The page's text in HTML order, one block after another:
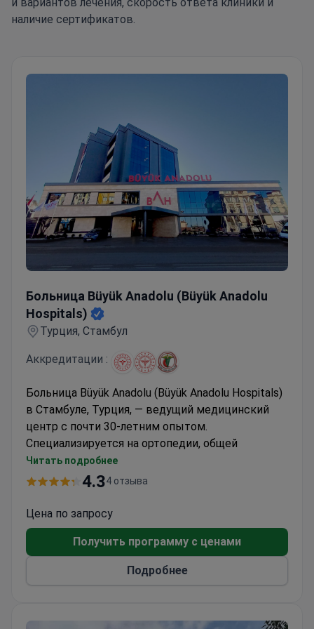
наличие сертификатов.
Больница Büyük Anadolu (Büyük Anadolu
Hospitals)
Турция, Стамбул
Аккредитации :
Больница Büyük Anadolu (Büyük Anadolu Hospitals)
в Стамбуле, Турция, — ведущий медицинский
центр с почти 30-летним опытом.
Специализируется на ортопедии, общей
хирургии, ЛОР-услугах, офтальмологии,
онкологии, нейрохирургии и пластической
включая роботизированные и малоинвазивные
методы.
Для международных пациентов
предоставляются многиязычная поддержка,
комфортное размещение и высокий уровень
Читать подробнее
4.34 отзыва
Цена по запросу
Получить программу с ценами
Подробнее